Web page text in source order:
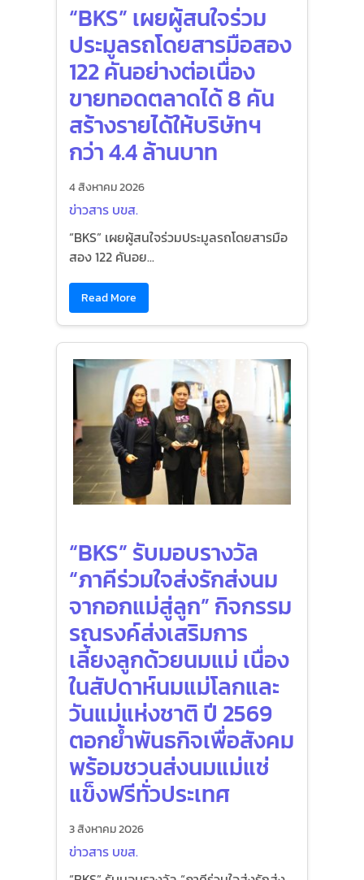
“BKS” เผยผู้สนใจร่วม
ประมูลรถโดยสารมือสอง
122 คันอย่างต่อเนื่อง
ขายทอดตลาดได้ 8 คัน
สร้างรายได้ให้บริษัทฯ
กว่า 4.4 ล้านบาท
4 สิงหาคม 2026
ข่าวสาร บขส.
“BKS” เผยผู้สนใจร่วมประมูลรถโดยสารมือ
สอง 122 คันอย...
Read More
“BKS” รับมอบรางวัล
“ภาคีร่วมใจส่งรักส่งนม
จากอกแม่สู่ลูก” กิจกรรม
รณรงค์ส่งเสริมการ
เลี้ยงลูกด้วยนมแม่ เนื่อง
ในสัปดาห์นมแม่โลกและ
วันแม่แห่งชาติ ปี 2569
ตอกย้ำพันธกิจเพื่อสังคม
พร้อมชวนส่งนมแม่แช่
แข็งฟรีทั่วประเทศ
3 สิงหาคม 2026
ข่าวสาร บขส.